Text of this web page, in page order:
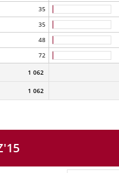
35
35
48
72
1 062
1 062